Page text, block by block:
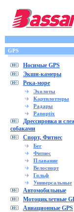
GPS
Носимые GPS
Экшн-камеры
Река-море
Эхолоты
Картплоттеры
Радары
Panoptix
Дрессировка и
собаками
Спорт, Фитнес
Бег
Фитнес
Плавание
Велоспорт
Гольф
Универсальные
Автомобильные
Мотоциклетные
Авиационные GPS